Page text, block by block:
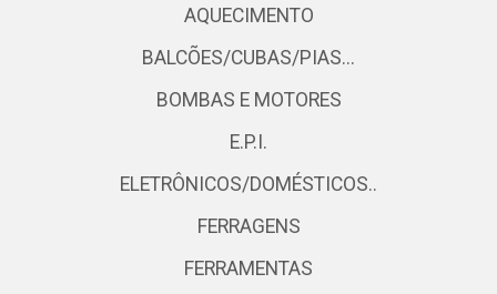
AQUECIMENTO
BALCÕES/CUBAS/PIAS...
BOMBAS E MOTORES
E.P.I.
ELETRÔNICOS/DOMÉSTICOS..
FERRAGENS
FERRAMENTAS